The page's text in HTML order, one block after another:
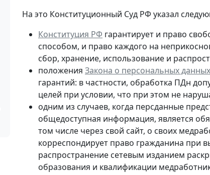
На это Конституционный Суд РФ указал
Конституция РФ гарантирует и право
способом, и право каждого на
сбор, хранение, использование и
положения Закона о персональных данных
гарантий: в частности, обработка ПДн
целей при условии, что при этом не
одним из случаев, когда персданные
общедоступная информация, является
том числе через свой сайт, о своих
корреспондирует право гражданина при
распространение сетевым изданием
образования и квалификации